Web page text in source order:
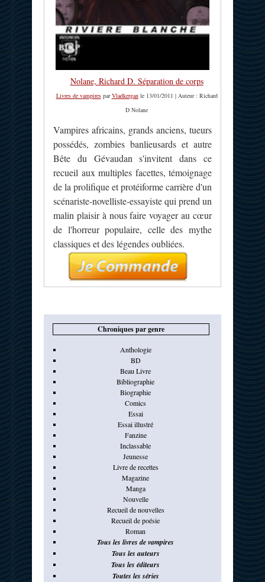
Nolane, Richard D. Séparation de corps
Livres de vampiresparVladkerganle 13/01/2011 | Auteur : Richard
D Nolane
Vampires africains, grands anciens, tueurs
possédés, zombies banlieusards et autre
Bête du Gévaudan s'invitent dans ce
recueil aux multiples facettes, témoignage
de la prolifique et protéiforme carrière d'un
scénariste-novelliste-essayiste qui prend un
malin plaisir à nous faire voyager au cœur
de l'horreur populaire, celle des mythe
classiques et des légendes oubliées.
Chroniques par genre
Anthologie
BD
Beau Livre
Bibliographie
Biographie
Comics
Essai
Essai illustré
Fanzine
Inclassable
Jeunesse
Livre de recettes
Magazine
Manga
Nouvelle
Recueil de nouvelles
Recueil de poésie
Roman
Tous les livres de vampires
Tous les auteurs
Tous les éditeurs
Toutes les séries